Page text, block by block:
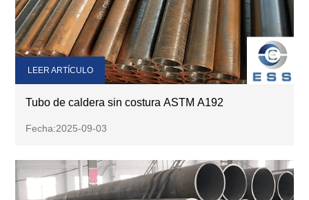
Tubo de caldera sin costura ASTM A192
Fecha:2025-09-03
LEER ARTÍCULO